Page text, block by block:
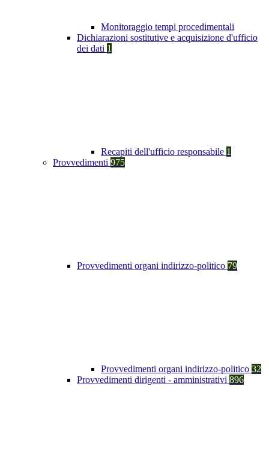
Monitoraggio tempi procedimentali
Dichiarazioni sostitutive e acquisizione d'ufficio
dei dati 1
Recapiti dell'ufficio responsabile 1
Provvedimenti 975
Provvedimenti organi indirizzo-politico 79
Provvedimenti organi indirizzo-politico 32
Provvedimenti dirigenti - amministrativi 896